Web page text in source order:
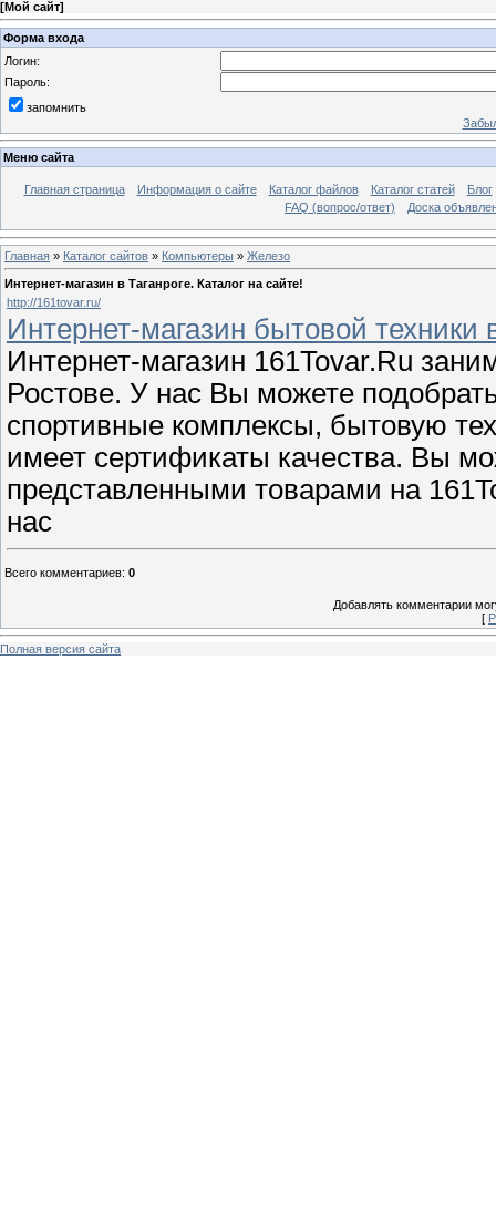
[Мой сайт]
Форма входа
Логин:
Пароль:
запомнить
Меню сайта
Главная страница Информация о сайте Каталог файлов Каталог статей
Блог
FAQ (вопрос/ответ)
Доска
Главная » Каталог сайтов » Компьютеры » Железо
Интернет-магазин в Таганроге. Каталог на сайте!
http://161tovar.ru/
Интернет-магазин бытовой техники
Интернет-магазин 161Tovar.Ru
Ростове. У нас Вы можете
спортивные комплексы, бытовую
имеет сертификаты качества. Вы
представленными товарами на
нас
Всего комментариев: 0
Добавлять комментарии
[
Полная версия сайта